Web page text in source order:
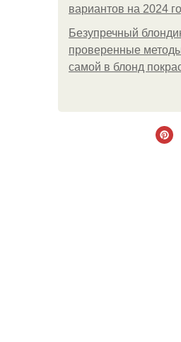
вариантов на 2024
Безупречный
проверенные
самой в блонд